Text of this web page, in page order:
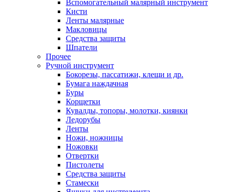
Вспомогательный малярный инструмент
Кисти
Ленты малярные
Макловицы
Средства защиты
Шпатели
Прочее
Ручной инструмент
Бокорезы, пассатижи, клещи и др.
Бумага наждачная
Буры
Корщетки
Кувалды, топоры, молотки, киянки
Ледорубы
Ленты
Ножи, ножницы
Ножовки
Отвертки
Пистолеты
Средства защиты
Стамески